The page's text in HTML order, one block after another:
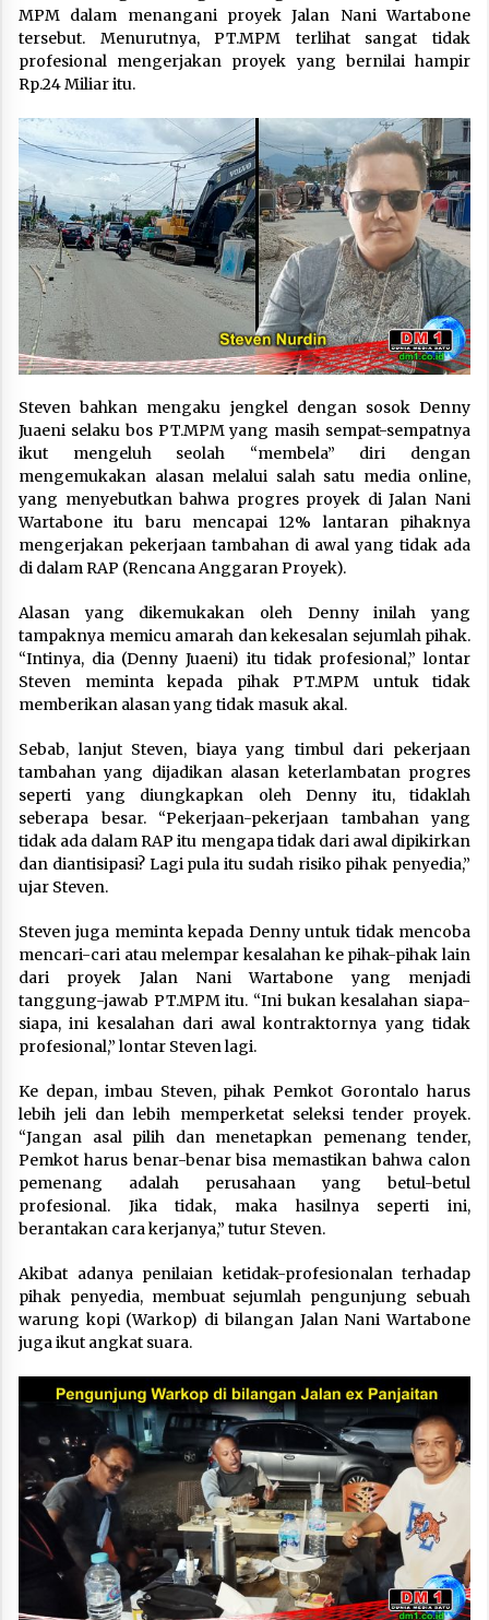
MPM dalam menangani proyek Jalan Nani Wartabone
tersebut. Menurutnya, PT.MPM terlihat sangat tidak
profesional mengerjakan proyek yang bernilai hampir
Rp.24 Miliar itu.
Steven bahkan mengaku jengkel dengan sosok Denny
Juaeni selaku bos PT.MPM yang masih sempat-sempatnya
ikut mengeluh seolah “membela” diri dengan
mengemukakan alasan melalui salah satu media online,
yang menyebutkan bahwa progres proyek di Jalan Nani
Wartabone itu baru mencapai 12% lantaran pihaknya
mengerjakan pekerjaan tambahan di awal yang tidak ada
di dalam RAP (Rencana Anggaran Proyek).
Alasan yang dikemukakan oleh Denny inilah yang
tampaknya memicu amarah dan kekesalan sejumlah pihak.
“Intinya, dia (Denny Juaeni) itu tidak profesional,” lontar
Steven meminta kepada pihak PT.MPM untuk tidak
memberikan alasan yang tidak masuk akal.
Sebab, lanjut Steven, biaya yang timbul dari pekerjaan
tambahan yang dijadikan alasan keterlambatan progres
seperti yang diungkapkan oleh Denny itu, tidaklah
seberapa besar. “Pekerjaan-pekerjaan tambahan yang
tidak ada dalam RAP itu mengapa tidak dari awal dipikirkan
dan diantisipasi? Lagi pula itu sudah risiko pihak penyedia,”
ujar Steven.
Steven juga meminta kepada Denny untuk tidak mencoba
mencari-cari atau melempar kesalahan ke pihak-pihak lain
dari proyek Jalan Nani Wartabone yang menjadi
tanggung-jawab PT.MPM itu. “Ini bukan kesalahan siapa-
siapa, ini kesalahan dari awal kontraktornya yang tidak
profesional,” lontar Steven lagi.
Ke depan, imbau Steven, pihak Pemkot Gorontalo harus
lebih jeli dan lebih memperketat seleksi tender proyek.
“Jangan asal pilih dan menetapkan pemenang tender,
Pemkot harus benar-benar bisa memastikan bahwa calon
pemenang adalah perusahaan yang betul-betul
profesional. Jika tidak, maka hasilnya seperti ini,
berantakan cara kerjanya,” tutur Steven.
Akibat adanya penilaian ketidak-profesionalan terhadap
pihak penyedia, membuat sejumlah pengunjung sebuah
warung kopi (Warkop) di bilangan Jalan Nani Wartabone
juga ikut angkat suara.